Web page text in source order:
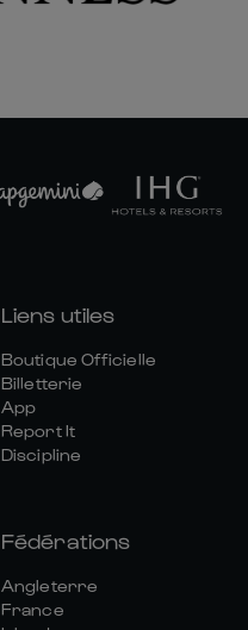
Liens utiles
Boutique Officielle
Billetterie
App
Report It
Discipline
Fédérations
Angleterre
France